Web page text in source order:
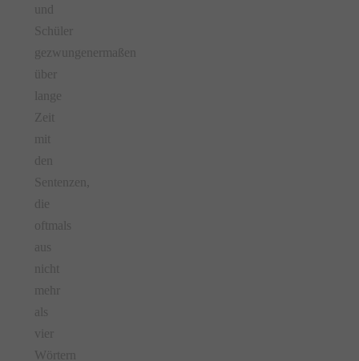
und
Schüler
gezwungenermaßen
über
lange
Zeit
mit
den
Sentenzen,
die
oftmals
aus
nicht
mehr
als
vier
Wörtern